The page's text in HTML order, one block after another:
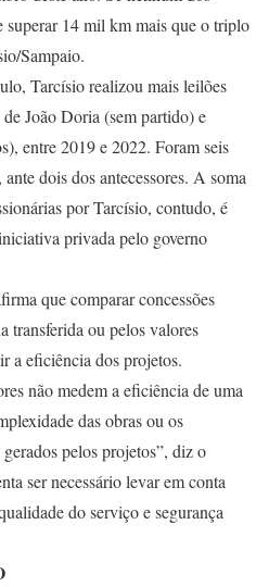
superar 14 mil km mais que o triplo
Sampaio.
Tarcísio realizou mais leilões
João Doria (sem partido) e
entre 2019 e 2022. Foram seis
dois dos antecessores. A soma
por Tarcísio, contudo, é
privada pelo governo
que comparar concessões
transferida ou pelos valores
a eficiência dos projetos.
não medem a eficiência de uma
das obras ou os
pelos projetos”, diz o
ser necessário levar em conta
do serviço e segurança